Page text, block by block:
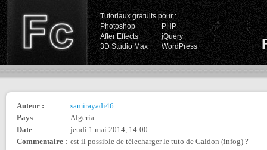
Tutoriaux gratuits pour :
Photoshop
PHP
After Effects
jQuery
3D Studio Max
WordPress
Auteur : : samirayadi46
Pays
: Algeria
Date
: jeudi 1 mai 2014, 14:00
Commentaire : est il possible de télecharger le tuto de Galdon (infog) ?